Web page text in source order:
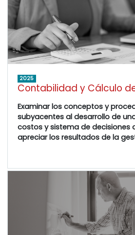
2025
Contabilidad y Cálculo
Examinar los conceptos y
subyacentes al desarrollo de
costos y sistema de decisiones
apreciar los resultados de la